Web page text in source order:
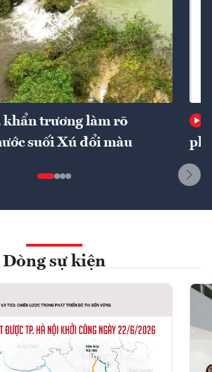
khẩn trương làm rõ
suối Xú đổi màu
phí
Dòng sự kiện